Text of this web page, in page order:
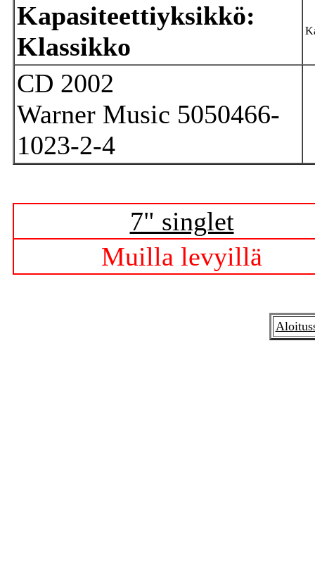
Kapasiteettiyksikkö:
Klassikko
CD 2002
Warner Music 5050466-
1023-2-4
7" singlet
Muilla levyillä